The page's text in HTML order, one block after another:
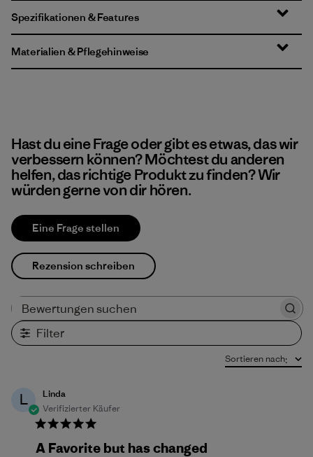
Spezifikationen & Features
Materialien & Pflegehinweise
Hast du eine Frage oder gibt es etwas, das wir
verbessern können? Möchtest du anderen
helfen, das richtige Produkt zu finden? Wir
würden gerne von dir hören.
Eine Frage stellen
Rezension schreiben
Filter
Sortieren nach:
L
Linda
Verifizierter Käufer
A Favorite but has changed